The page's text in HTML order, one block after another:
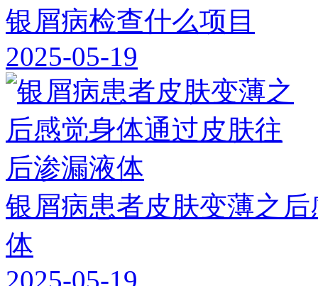
银屑病检查什么项目
2025-05-19
银屑病患者皮肤变薄之
体